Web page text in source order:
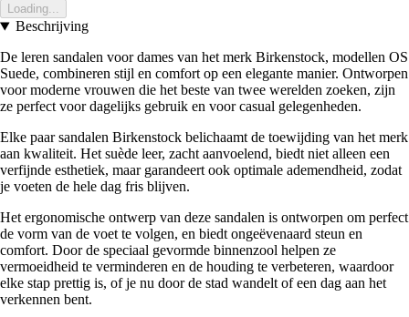
Loading...
Beschrijving
De leren sandalen voor dames van het merk Birkenstock, modellen OS
Suede, combineren stijl en comfort op een elegante manier. Ontworpen
voor moderne vrouwen die het beste van twee werelden zoeken, zijn
ze perfect voor dagelijks gebruik en voor casual gelegenheden.
Elke paar sandalen Birkenstock belichaamt de toewijding van het merk
aan kwaliteit. Het suède leer, zacht aanvoelend, biedt niet alleen een
verfijnde esthetiek, maar garandeert ook optimale ademendheid, zodat
je voeten de hele dag fris blijven.
Het ergonomische ontwerp van deze sandalen is ontworpen om perfect
de vorm van de voet te volgen, en biedt ongeëvenaard steun en
comfort. Door de speciaal gevormde binnenzool helpen ze
vermoeidheid te verminderen en de houding te verbeteren, waardoor
elke stap prettig is, of je nu door de stad wandelt of een dag aan het
verkennen bent.